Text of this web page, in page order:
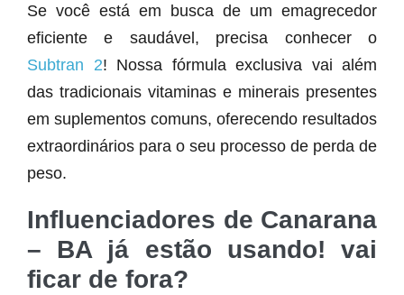
Se você está em busca de um emagrecedor
eficiente e saudável, precisa conhecer o
Subtran 2! Nossa fórmula exclusiva vai além
das tradicionais vitaminas e minerais presentes
em suplementos comuns, oferecendo resultados
extraordinários para o seu processo de perda de
peso.
Influenciadores de Canarana
– BA já estão usando! vai
ficar de fora?